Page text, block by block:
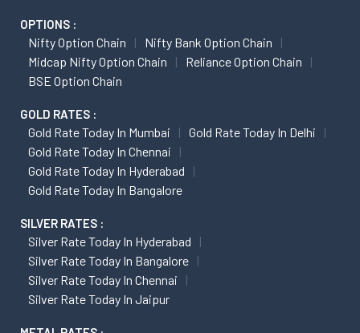
OPTIONS :
Nifty Option Chain
Nifty Bank Option Chain
Midcap Nifty Option Chain
Reliance Option Chain
BSE Option Chain
GOLD RATES :
Gold Rate Today In Mumbai
Gold Rate Today In Delhi
Gold Rate Today In Chennai
Gold Rate Today In Hyderabad
Gold Rate Today In Bangalore
SILVER RATES :
Silver Rate Today In Hyderabad
Silver Rate Today In Bangalore
Silver Rate Today In Chennai
Silver Rate Today In Jaipur